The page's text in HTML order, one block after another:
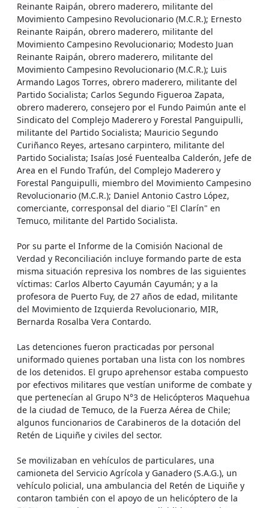
Reinante Raipán, obrero maderero, militante del
Movimiento Campesino Revolucionario (M.C.R.); Ernesto
Reinante Raipán, obrero maderero, militante del
Movimiento Campesino Revolucionario; Modesto Juan
Reinante Raipán, obrero maderero, militante del
Movimiento Campesino Revolucionario (M.C.R.); Luis
Armando Lagos Torres, obrero maderero, militante del
Partido Socialista; Carlos Segundo Figueroa Zapata,
obrero maderero, consejero por el Fundo Paimún ante el
Sindicato del Complejo Maderero y Forestal Panguipulli,
militante del Partido Socialista; Mauricio Segundo
Curiñanco Reyes, artesano carpintero, militante del
Partido Socialista; Isaías José Fuentealba Calderón, Jefe de
Area en el Fundo Trafún, del Complejo Maderero y
Forestal Panguipulli, miembro del Movimiento Campesino
Revolucionario (M.C.R.); Daniel Antonio Castro López,
comerciante, corresponsal del diario "El Clarín" en
Temuco, militante del Partido Socialista.
Por su parte el Informe de la Comisión Nacional de
Verdad y Reconciliación incluye formando parte de esta
misma situación represiva los nombres de las siguientes
víctimas: Carlos Alberto Cayumán Cayumán; y a la
profesora de Puerto Fuy, de 27 años de edad, militante
del Movimiento de Izquierda Revolucionario, MIR,
Bernarda Rosalba Vera Contardo.
Las detenciones fueron practicadas por personal
uniformado quienes portaban una lista con los nombres
de los detenidos. El grupo aprehensor estaba compuesto
por efectivos militares que vestían uniforme de combate y
que pertenecían al Grupo N°3 de Helicópteros Maquehua
de la ciudad de Temuco, de la Fuerza Aérea de Chile;
algunos funcionarios de Carabineros de la dotación del
Retén de Liquiñe y civiles del sector.
Se movilizaban en vehículos de particulares, una
camioneta del Servicio Agrícola y Ganadero (S.A.G.), un
vehículo policial, una ambulancia del Retén de Liquiñe y
contaron también con el apoyo de un helicóptero de la